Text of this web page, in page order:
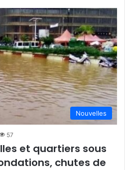
Nouvelles
57
et quartiers sous
chutes de